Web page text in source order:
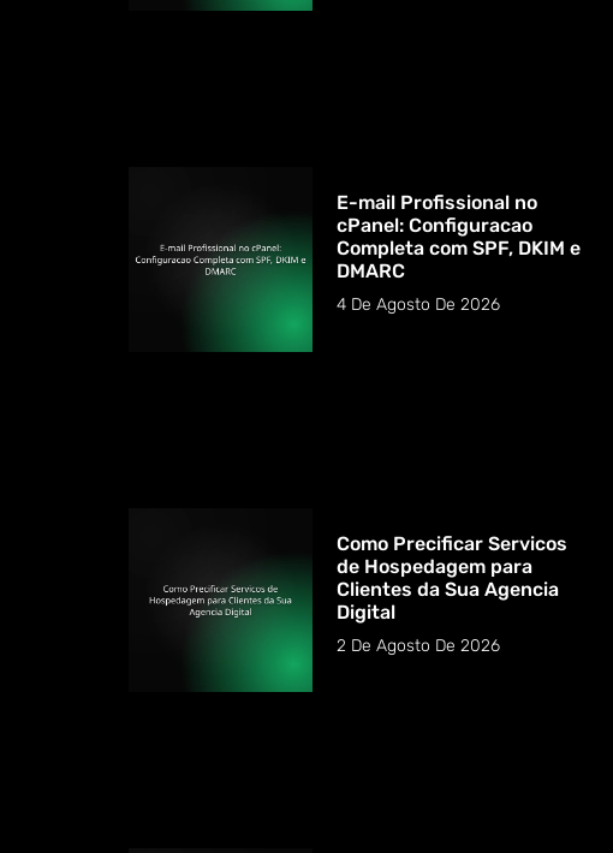
E-mail Profissional no
cPanel: Configuracao
Completa com SPF, DKIM e
DMARC
4 De Agosto De 2026
Como Precificar Servicos
de Hospedagem para
Clientes da Sua Agencia
Digital
2 De Agosto De 2026